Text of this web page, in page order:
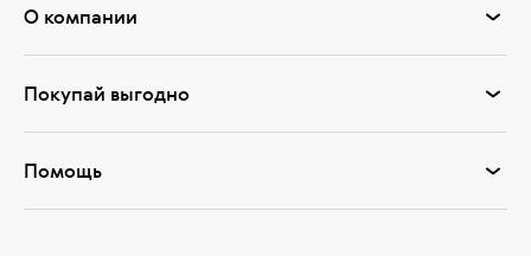
О компании
Покупай выгодно
Помощь